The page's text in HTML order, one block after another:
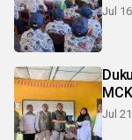
Jul
Jul